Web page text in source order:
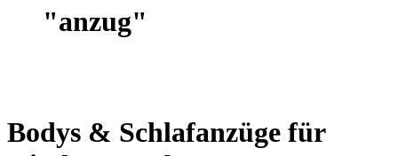
"anzug"
Bodys & Schlafanzüge für